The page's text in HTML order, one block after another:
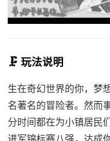
🗜️ 玩法说明
生在奇幻世界的你，梦
名著名的冒险者。然
分时间都在为小镇居民